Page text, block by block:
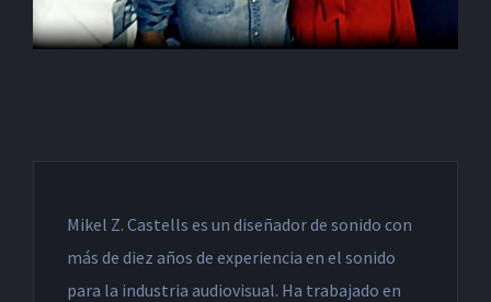
Mikel Z. Castells es un diseñador de sonido con
más de diez años de experiencia en el sonido
para la industria audiovisual. Ha trabajado en